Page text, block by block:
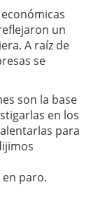
un
A raíz de
se
son la base
en los
para
paro.